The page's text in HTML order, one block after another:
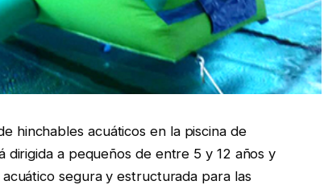
hinchables acuáticos en la piscina de
a pequeños de entre 5 y 12 años y
segura y estructurada para las